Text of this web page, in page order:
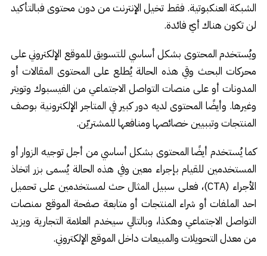
الشبكة العنكبوتية. فقط تخيل الإنترنت من دون محتوى فبالتأكيد
لن تكون هناك أيّ فائدة.
ويُستخدم المحتوى بشكل أساسي للتسويق للموقع الإلكتروني على
محركات البحث وقي هذه الحالة يُطلع على المحتوى المقالات أو
المدونات أو على منصات التواصل الاجتماعي من الفيسبوك وتويتر
وغيرها. وأيضًا المحتوى لديه دور كبير في المتاجر الإلكترونية بوصف
المنتجات وتببيين خصائصها ومنافعها للمشتريّن.
كما يُستخدم أيضًا المحتوى بشكل أساسي من أجل توجيه الزوار أو
المستخدمين للقيام بإجراء معين وفي هذه الحالة يُسمى بزر اتخاذ
الأجراء (CTA)، فعلى سبيل المثال حث لمستخدمين على تحميل
احد الملفات أو شراء المنتجات أو متابعة صفحة الموقع ىمنصات
التواصل الاجتماعي وهكذا، وبالتالي سيخدم العلامة التجارية ويزيد
من معدل التحويلات والمبيعات داخل الموقع الإلكتروني.